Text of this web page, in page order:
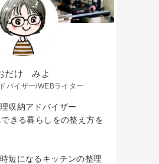
だけ みよ
バイザー/WEBライター
収納アドバイザー
きる暮らしをの整え方を
短になるキッチンの整理